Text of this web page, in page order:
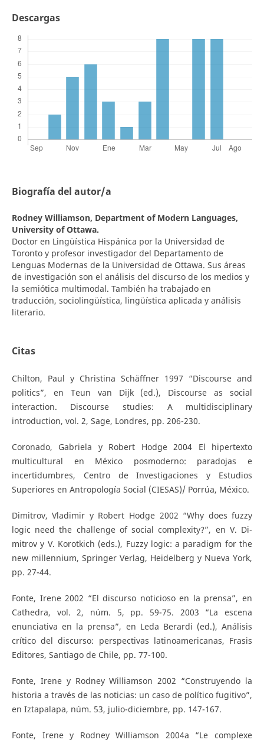
Descargas
Biografía del autor/a
Rodney Williamson, Department of Modern Languages,
University of Ottawa.
Doctor en Lingüística Hispánica por la Universidad de
Toronto y profesor investigador del Departamento de
Lenguas Modernas de la Universidad de Ottawa. Sus áreas
de investigación son el análisis del discurso de los medios y
la semiótica multimodal. También ha trabajado en
traducción, sociolingüística, lingüística aplicada y análisis
literario.
Citas
Chilton, Paul y Christina Schäffner 1997 “Discourse and
politics”, en Teun van Dijk (ed.), Discourse as social
interaction. Discourse studies: A multidisciplinary
introduction, vol. 2, Sage, Londres, pp. 206-230.
Coronado, Gabriela y Robert Hodge 2004 El hipertexto
multicultural en México posmoderno: paradojas e
incertidumbres, Centro de Investigaciones y Estudios
Superiores en Antropología Social (CIESAS)/ Porrúa, México.
Dimitrov, Vladimir y Robert Hodge 2002 “Why does fuzzy
logic need the challenge of social complexity?”, en V. Di-
mitrov y V. Korotkich (eds.), Fuzzy logic: a paradigm for the
new millennium, Springer Verlag, Heidelberg y Nueva York,
pp. 27-44.
Fonte, Irene 2002 “El discurso noticioso en la prensa”, en
Cathedra, vol. 2, núm. 5, pp. 59-75. 2003 “La escena
enunciativa en la prensa”, en Leda Berardi (ed.), Análisis
crítico del discurso: perspectivas latinoamericanas, Frasis
Editores, Santiago de Chile, pp. 77-100.
Fonte, Irene y Rodney Williamson 2002 “Construyendo la
historia a través de las noticias: un caso de político fugitivo”,
en Iztapalapa, núm. 53, julio-diciembre, pp. 147-167.
Fonte, Irene y Rodney Williamson 2004a “Le complexe